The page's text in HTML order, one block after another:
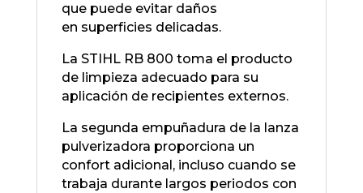
que puede evitar daños
en superficies delicadas.
La STIHL RB 800 toma el producto
de limpieza adecuado para su
aplicación de recipientes externos.
La segunda empuñadura de la lanza
pulverizadora proporciona un
confort adicional, incluso cuando se
trabaja durante largos periodos con